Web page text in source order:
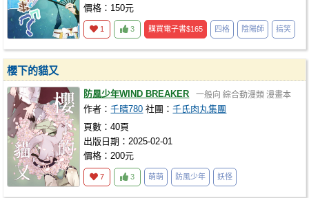
價格：150元
1 3 購買電子書$165 四格 陰陽師 搞笑
櫻下的貓又
防風少年WIND BREAKER 一般向 綜合動漫類 漫畫本
作者：千晴780 社團：千氏肉丸集團
頁數：40頁
出版日期：2025-02-01
價格：200元
7 3 萌萌 防風少年 妖怪